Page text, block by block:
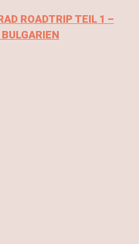
ROADTRIP TEIL 1 –